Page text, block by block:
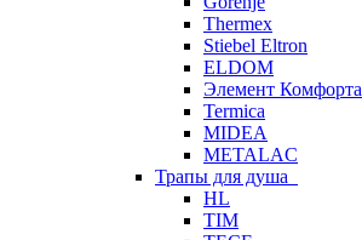
Thermex
Stiebel Eltron
ELDOM
Элемент Комфорта
Termica
MIDEA
METALAC
Трапы для душа
HL
TIM